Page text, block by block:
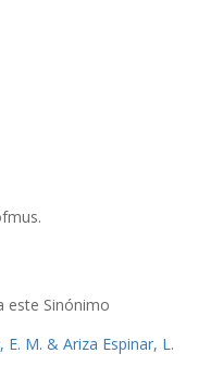
este Sinónimo
E. M. & Ariza Espinar, L.